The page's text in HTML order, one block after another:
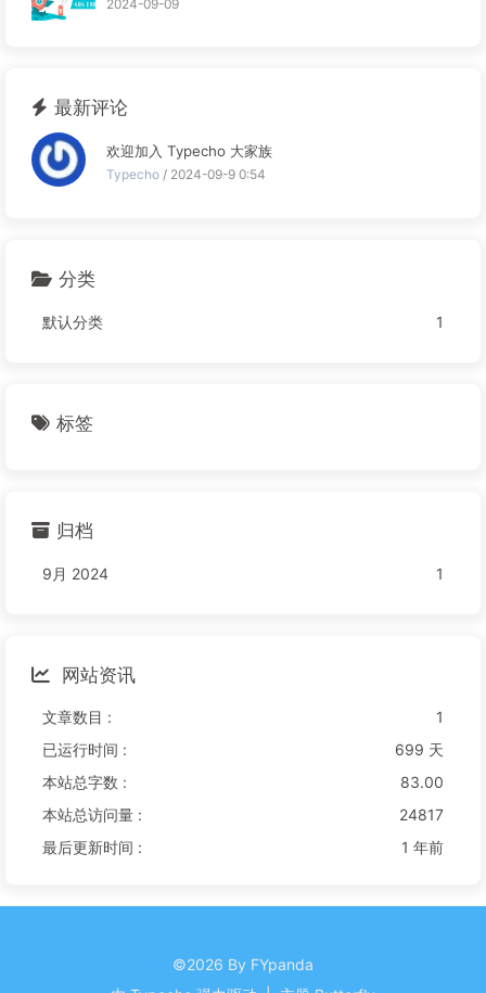
2024-09-09
最新评论
欢迎加入 Typecho 大家族
Typecho/ 2024-09-9 0:54
分类
默认分类 1
标签
归档
9月 2024 1
网站资讯
文章数目 :
1
已运行时间 :
699 天
本站总字数 :
83.00
本站总访问量 :
24817
最后更新时间 :
1 年前
©2026 By FYpanda